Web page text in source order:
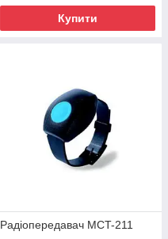
Купити
Радіопередавач MCT-211